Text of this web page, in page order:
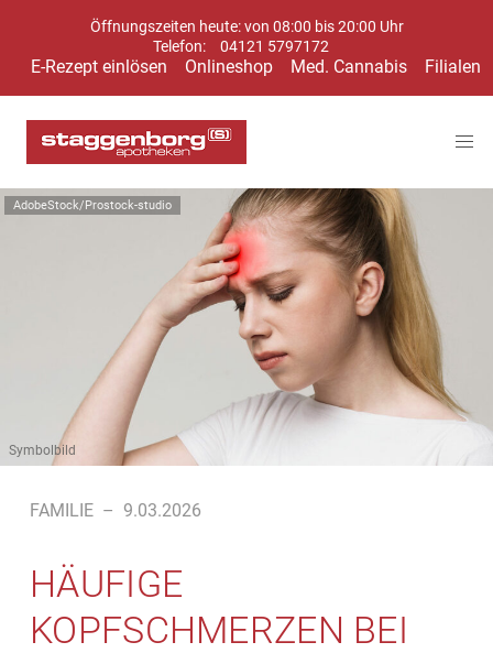
Öffnungszeiten heute: von 08:00 bis 20:00 Uhr
Telefon:
04121 5797172
E-Rezept einlösen Onlineshop Med. Cannabis Filialen
AdobeStock/Prostock-studio
Symbolbild
FAMILIE – 9.03.2026
HÄUFIGE
KOPFSCHMERZEN BEI